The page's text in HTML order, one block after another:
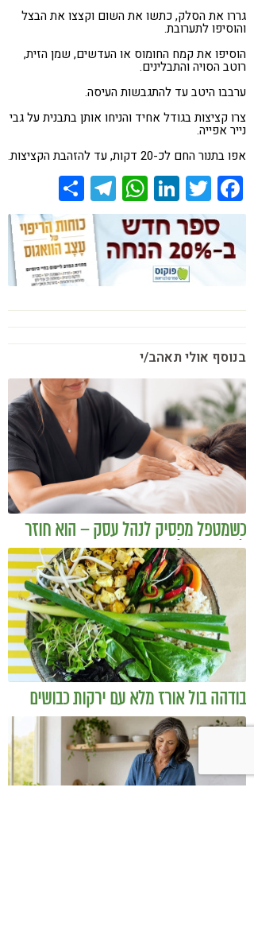
גררו את הסלק, כתשו את השום וקצצו את הבצל
והוסיפו לתערובת.
הוסיפו את קמח החומוס או העדשים, שמן הזית,
רוטב הסויה והתבלינים.
ערבבו היטב עד להתגבשות העיסה.
צרו קציצות בגודל אחיד והניחו אותן בתבנית על גבי
נייר אפייה.
אפו בתנור החם לכ-20 דקות, עד להזהבת הקציצות.
Facebook
Twitter
LinkedIn
WhatsApp
Telegram
בנוסף אולי תאהב/י
כשמטפל מפסיק לנהל עסק – הוא חוזר
להיות מטפל
בודהה בול אורז מלא עם ירקות כבושים
ומקושקשת טופו